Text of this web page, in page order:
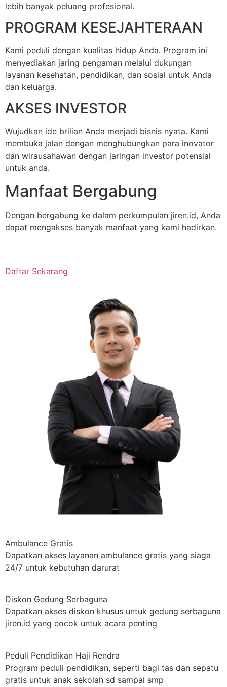
lebih banyak peluang profesional.
PROGRAM KESEJAHTERAAN
Kami peduli dengan kualitas hidup Anda. Program ini
menyediakan jaring pengaman melalui dukungan
layanan kesehatan, pendidikan, dan sosial untuk Anda
dan keluarga.
AKSES INVESTOR
Wujudkan ide brilian Anda menjadi bisnis nyata. Kami
membuka jalan dengan menghubungkan para inovator
dan wirausahawan dengan jaringan investor potensial
untuk anda.
Manfaat Bergabung
Dengan bergabung ke dalam perkumpulan jiren.id, Anda
dapat mengakses banyak manfaat yang kami hadirkan.
Daftar Sekarang
Ambulance Gratis
Dapatkan akses layanan ambulance gratis yang siaga
24/7 untuk kebutuhan darurat
Diskon Gedung Serbaguna
Dapatkan akses diskon khusus untuk gedung serbaguna
jiren.id yang cocok untuk acara penting
Peduli Pendidikan Haji Rendra
Program peduli pendidikan, seperti bagi tas dan sepatu
gratis untuk anak sekolah sd sampai smp